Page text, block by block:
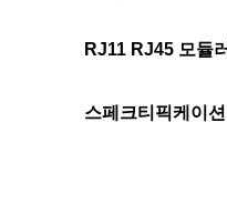
RJ11 RJ45 모듈
스페크티픽케이션